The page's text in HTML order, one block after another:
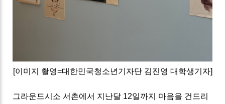
[이미지 촬영=대한민국청소년기자단 김진영 대학생기자]
그라운드시소 서촌에서 지난달 12일까지 마음을 건드리